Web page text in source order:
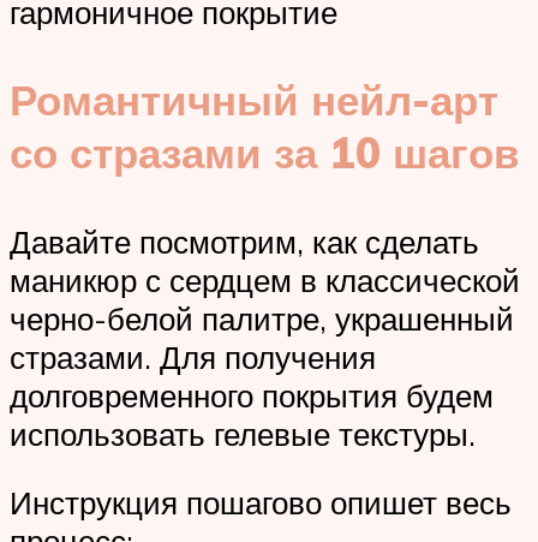
гармоничное покрытие
Романтичный нейл-арт
со стразами за 10 шагов
Давайте посмотрим, как сделать
маникюр с сердцем в классической
черно-белой палитре, украшенный
стразами. Для получения
долговременного покрытия будем
использовать гелевые текстуры.
Инструкция пошагово опишет весь